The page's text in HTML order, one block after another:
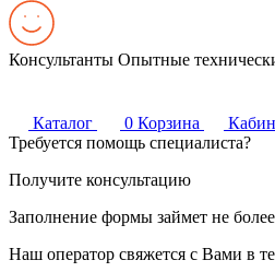
Консультанты Опытные
Каталог 0 Корзина
Требуется помощь специалиста?
Получите консультацию
Заполнение формы займет не
Наш оператор свяжется с Вами в